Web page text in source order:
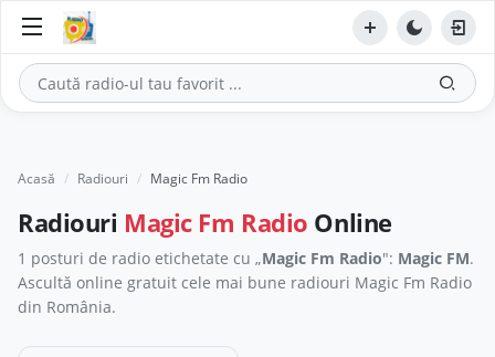
Acasă Radiouri Magic Fm Radio
Radiouri Magic Fm Radio Online
1 posturi de radio etichetate cu „Magic Fm Radio": Magic FM.
Ascultă online gratuit cele mai bune radiouri Magic Fm Radio
din România.